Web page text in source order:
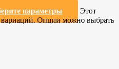
параметры
Этот
вариаций. Опции можно выбрать